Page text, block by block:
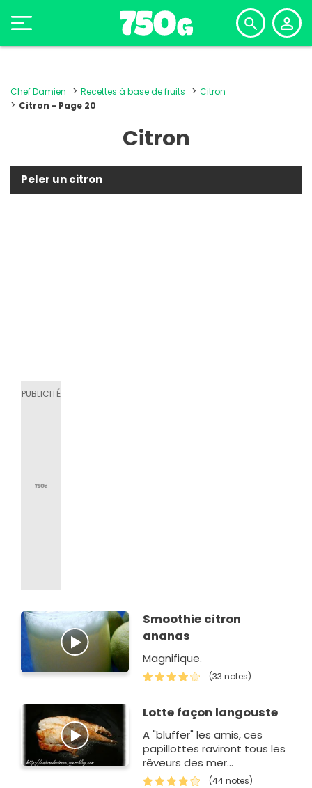
Chef Damien Recettes à base de fruits
Citron
Citron - Page 20
Citron
Peler un citron
Smoothie citron
ananas
Magnifique.
(33 notes)
Lotte façon langouste
A "bluffer" les amis, ces
papillottes raviront tous les
rêveurs des mer
des caraïbes sans le sou !
(44 notes)